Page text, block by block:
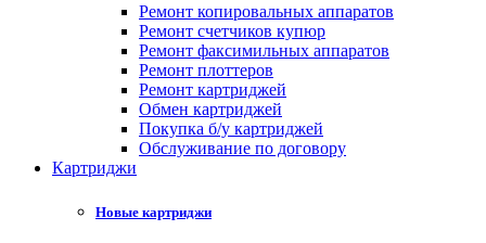
Ремонт копировальных аппаратов
Ремонт счетчиков купюр
Ремонт факсимильных аппаратов
Ремонт плоттеров
Ремонт картриджей
Обмен картриджей
Покупка б/у картриджей
Обслуживание по договору
Картриджи
Новые картриджи